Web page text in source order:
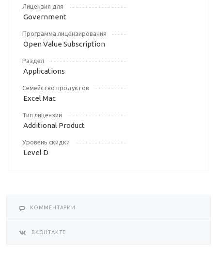
Лицензия для
Government
Программа лицензирования
Open Value Subscription
Раздел
Applications
Семейство продуктов
Excel Mac
Тип лицензии
Additional Product
Уровень скидки
Level D
КОММЕНТАРИИ
ВКОНТАКТЕ